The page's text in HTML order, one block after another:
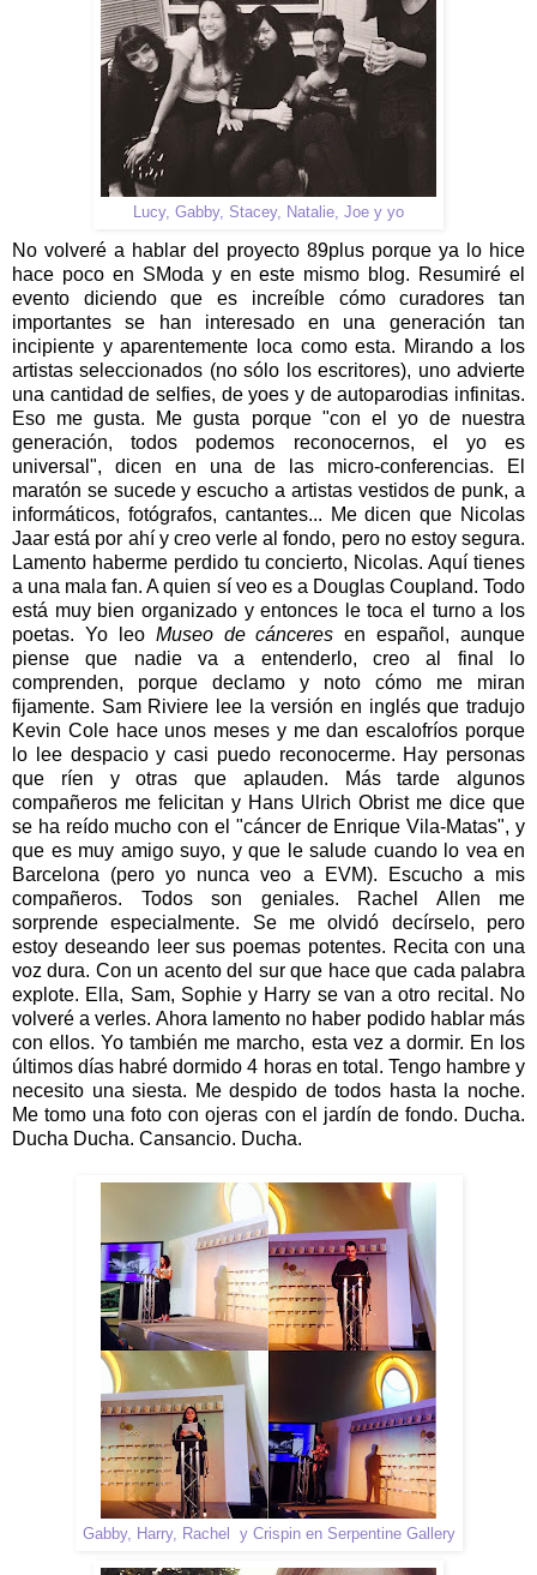
Lucy, Gabby, Stacey, Natalie, Joe y yo
No volveré a hablar del proyecto 89plus porque ya lo hice
hace poco en SModa y en este mismo blog. Resumiré el
evento diciendo que es increíble cómo curadores tan
importantes se han interesado en una generación tan
incipiente y aparentemente loca como esta. Mirando a los
artistas seleccionados (no sólo los escritores), uno advierte
una cantidad de selfies, de yoes y de autoparodias infinitas.
Eso me gusta. Me gusta porque "con el yo de nuestra
generación, todos podemos reconocernos, el yo es
universal", dicen en una de las micro-conferencias. El
maratón se sucede y escucho a artistas vestidos de punk, a
informáticos, fotógrafos, cantantes... Me dicen que Nicolas
Jaar está por ahí y creo verle al fondo, pero no estoy segura.
Lamento haberme perdido tu concierto, Nicolas. Aquí tienes
a una mala fan. A quien sí veo es a Douglas Coupland. Todo
está muy bien organizado y entonces le toca el turno a los
poetas. Yo leo Museo de cánceresen español, aunque
piense que nadie va a entenderlo, creo al final lo
comprenden, porque declamo y noto cómo me miran
fijamente. Sam Riviere lee la versión en inglés que tradujo
Kevin Cole hace unos meses y me dan escalofríos porque
lo lee despacio y casi puedo reconocerme. Hay personas
que ríen y otras que aplauden. Más tarde algunos
compañeros me felicitan y Hans Ulrich Obrist me dice que
se ha reído mucho con el "cáncer de Enrique Vila-Matas", y
que es muy amigo suyo, y que le salude cuando lo vea en
Barcelona (pero yo nunca veo a EVM). Escucho a mis
compañeros. Todos son geniales. Rachel Allen me
sorprende especialmente. Se me olvidó decírselo, pero
estoy deseando leer sus poemas potentes. Recita con una
voz dura. Con un acento del sur que hace que cada palabra
explote. Ella, Sam, Sophie y Harry se van a otro recital. No
volveré a verles. Ahora lamento no haber podido hablar más
con ellos. Yo también me marcho, esta vez a dormir. En los
últimos días habré dormido 4 horas en total. Tengo hambre y
necesito una siesta. Me despido de todos hasta la noche.
Me tomo una foto con ojeras con el jardín de fondo. Ducha.
Ducha Ducha. Cansancio. Ducha.
Gabby, Harry, Rachel y Crispin en Serpentine Gallery